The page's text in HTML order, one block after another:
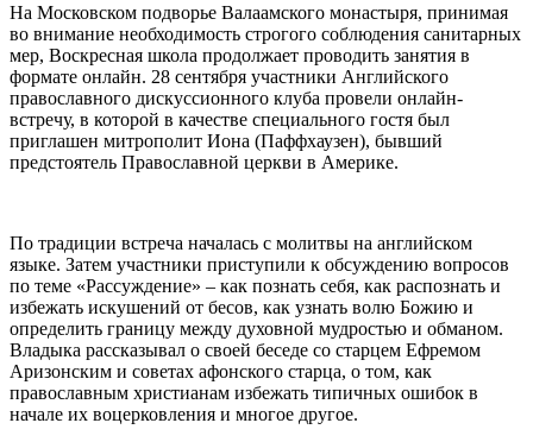
На Московском подворье Валаамского монастыря, принимая
во внимание необходимость строгого соблюдения санитарных
мер, Воскресная школа продолжает проводить занятия в
формате онлайн. 28 сентября участники Английского
православного дискуссионного клуба провели онлайн-
встречу, в которой в качестве специального гостя был
приглашен митрополит Иона (Паффхаузен), бывший
предстоятель Православной церкви в Америке.
По традиции встреча началась с молитвы на английском
языке. Затем участники приступили к обсуждению вопросов
по теме «Рассуждение» – как познать себя, как распознать и
избежать искушений от бесов, как узнать волю Божию и
определить границу между духовной мудростью и обманом.
Владыка рассказывал о своей беседе со старцем Ефремом
Аризонским и советах афонского старца, о том, как
православным христианам избежать типичных ошибок в
начале их воцерковления и многое другое.